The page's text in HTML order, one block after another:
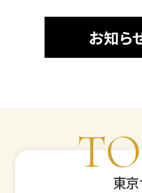
お知ら
東京